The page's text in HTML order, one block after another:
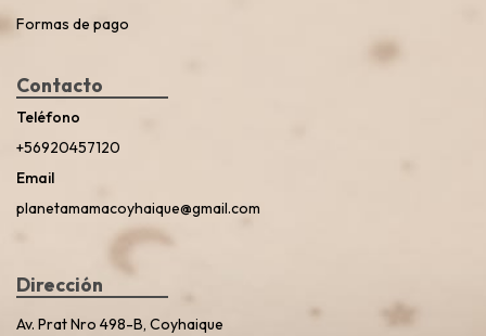
Formas de pago
Contacto
Teléfono
+56920457120
Email
planetamamacoyhaique@gmail.com
Dirección
Av. Prat Nro 498-B, Coyhaique